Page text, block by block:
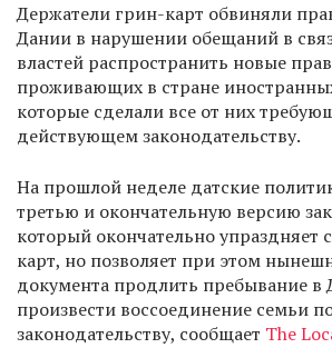
Держатели грин-карт обвиняли
Дании в нарушении обещаний в
властей распространить новые
проживающих в стране
которые сделали все от них
действующем законодательству.
На прошлой неделе датские
третью и окончательную версию
который окончательно упраздняет
карт, но позволяет при этом
документа продлить пребывание в
произвести воссоединение семьи
законодательству, сообщает The